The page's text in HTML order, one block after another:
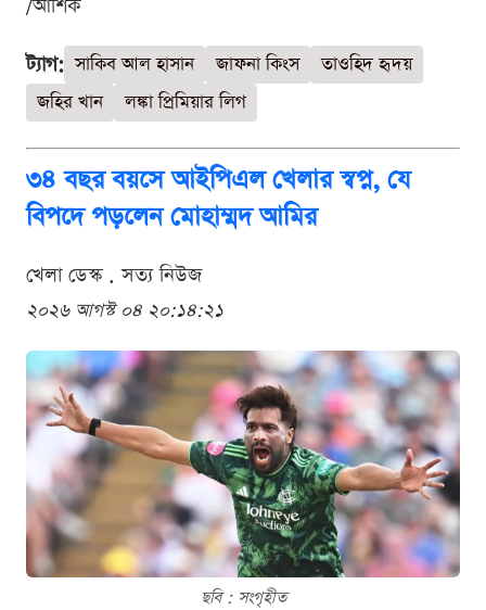
/আশিক
ট্যাগ: সাকিব আল হাসান জাফনা কিংস
তাওহিদ হৃদয়
জহির খান
লঙ্কা প্রিমিয়ার লিগ
৩৪ বছর বয়সে আইপিএল খেলার স্বপ্ন, যে
বিপদে পড়লেন মোহাম্মদ আমির
খেলা ডেস্ক . সত্য নিউজ
২০২৬ আগস্ট ০৪ ২০:১৪:২১
ছবি : সংগৃহীত